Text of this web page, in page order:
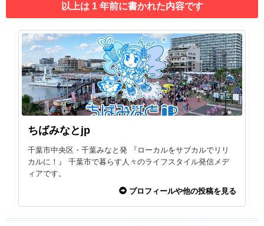
以上は 1 年前に書かれた内容です
ちばみなとjp
千葉市中央区・千葉みなと発 『ローカルをサブカルでリリ
カルに！』 千葉市で暮らす人々のライフスタイル発信メデ
ィアです。
プロフィールや他の投稿を見る